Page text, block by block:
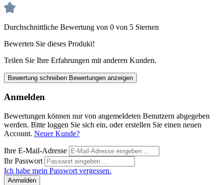
Durchschnittliche Bewertung von 0 von 5 Sternen
Bewerten Sie dieses Produkt!
Teilen Sie Ihre Erfahrungen mit anderen Kunden.
Bewertung schreiben Bewertungen anzeigen
Anmelden
Bewertungen können nur von angemeldeten Benutzern abgegeben
werden. Bitte loggen Sie sich ein, oder erstellen Sie einen neuen
Account. Neuer Kunde?
Ihre E-Mail-Adresse
Ihr Passwort
Ich habe mein Passwort vergessen.
Anmelden